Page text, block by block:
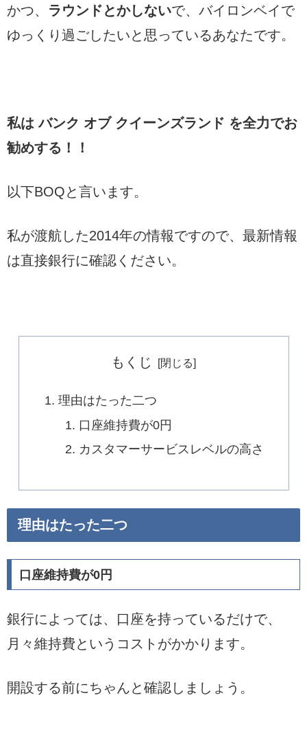
かつ、 ラウンドとかしないで、バイロンベイで
ゆっくり過ごしたいと思っているあなたです。
私は バンク オブ クイーンズランド を全力でお
勧めする！！
以下BOQと言います。
私が渡航した2014年の情報ですので、最新情報
は直接銀行に確認ください。
もくじ
理由はたった二つ
口座維持費が0円
カスタマーサービスレベルの高さ
理由はたった二つ
口座維持費が0円
銀行によっては、口座を持っているだけで、
月々維持費というコストがかかります。
開設する前にちゃんと確認しましょう。